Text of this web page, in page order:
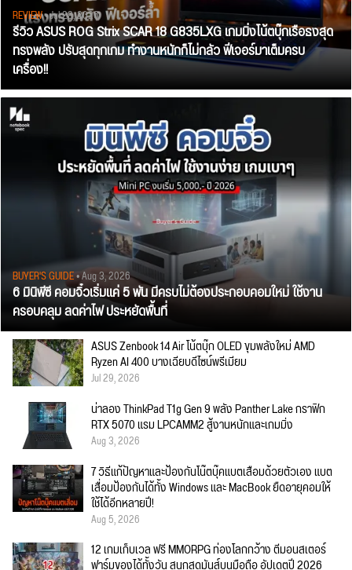
REVIEW• Jul 28, 2026
รีวิว ASUS ROG Strix SCAR 18 G835LXG เกมมิ่งโน้ตบุ๊กเรือธงสุด
ทรงพลัง ปรับสุดทุกเกม ทำงานหนักก็ไม่กลัว ฟีเจอร์มาเต็มครบ
เครื่อง!!
BUYER'S GUIDE• Aug 3, 2026
6 มินิพีซี คอมจิ๋วเริ่มแค่ 5 พัน มีครบไม่ต้องประกอบคอมใหม่ ใช้งาน
ครอบคลุม ลดค่าไฟ ประหยัดพื้นที่
ASUS Zenbook 14 Air โน้ตบุ๊ก OLED ขุมพลังใหม่ AMD
Ryzen AI 400 บางเฉียบดีไซน์พรีเมียม
Jul 29, 2026
น่าลอง ThinkPad T1g Gen 9 พลัง Panther Lake กราฟิก
RTX 5070 แรม LPCAMM2 สู้งานหนักและเกมมิ่ง
Aug 3, 2026
7 วิธีแก้ปัญหาและป้องกันโน๊ตบุ๊คแบตเสื่อมด้วยตัวเอง แบต
เสื่อมป้องกันได้ทั้ง Windows และ MacBook ยืดอายุคอมให้
ใช้ได้อีกหลายปี!
Aug 5, 2026
12 เกมเก็บเวล ฟรี MMORPG ท่องโลกกว้าง ตีมอนสเตอร์
ฟาร์มของได้ทั้งวัน สนุกสุดมันส์บนมือถือ อัปเดตปี 2026